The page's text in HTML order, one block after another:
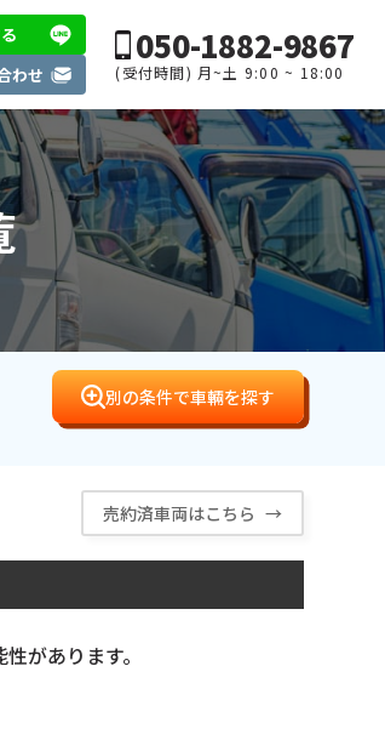
わせ
050-1882-9867
(受付時間) 月~土 9:00 ~ 18:00
別の条件で車輛を探す
ロール キャリアカー･ローダー
売約済車両はこちら
があります。